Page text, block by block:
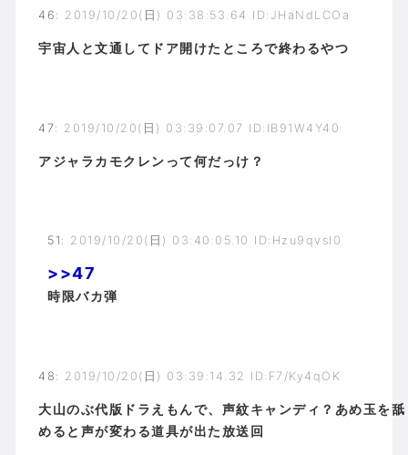
46 : 2019/10/20(日) 03:38:53.64 ID:JHaNdLCOa
宇宙人と文通してドア開けたところで終わるやつ
47: 2019/10/20(日) 03:39:07.07 ID:IB91W4Y40
アジャラカモクレンって何だっけ？
51 : 2019/10/20(日) 03:40:05.10 ID:Hzu9qvsI0
>>47
時限バカ弾
48 : 2019/10/20(日) 03:39:14.32 ID:F7/Ky4qOK
大山のぶ代版ドラえもんで、声紋キャンディ？あめ玉を舐
めると声が変わる道具が出た放送回